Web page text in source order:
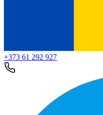
+373 61 292 927